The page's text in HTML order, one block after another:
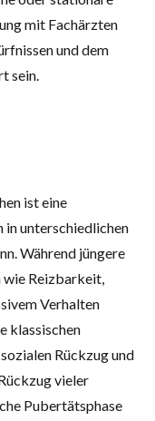
mit Fachärzten
und dem
sein.
ist eine
in unterschiedlichen
Während jüngere
Reizbarkeit,
Verhalten
klassischen
Rückzug und
vieler
Pubertätsphase